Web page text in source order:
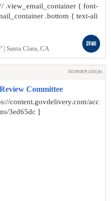
.view_email_container { font-
.bottom { text-ali
] Santa Clara, CA
詳細
2025年08月13日(水)
Committee
content.govdelivery.com/acc
3ed65dc ]